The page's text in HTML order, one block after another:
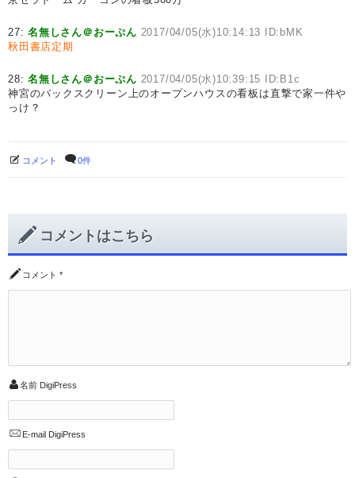
27:名無しさん＠おーぷん 2017/04/05(水)10:14:13 ID:bMK
秋田書店定期
28:名無しさん＠おーぷん 2017/04/05(水)10:39:15 ID:B1c
神宮のバックスクリーン上のオープンハウスの看板は直撃で家一件や
っけ？
コメント 0件
コメントはこちら
コメント *
名前 DigiPress
E-mail DigiPress